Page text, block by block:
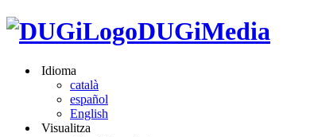
DUGiMedia
Idioma
català
español
English
Visualitza